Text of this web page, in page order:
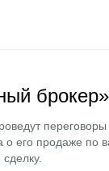
брокер»
переговоры
о его продаже по